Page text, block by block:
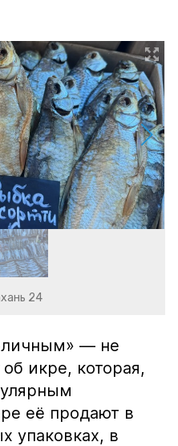
24
— не
икре, которая,
её продают в
упаковках, в